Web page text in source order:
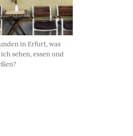
in Erfurt, was
sehen, essen und